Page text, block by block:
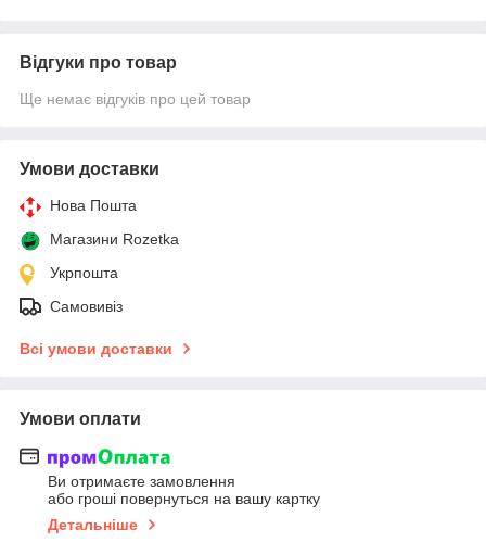
Відгуки про товар
Ще немає відгуків про цей товар
Умови доставки
Нова Пошта
Магазини Rozetka
Укрпошта
Самовивіз
Всі умови доставки
Умови оплати
Ви отримаєте замовлення
або гроші повернуться на вашу картку
Детальніше